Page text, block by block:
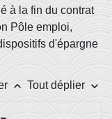
à la fin du contrat
Pôle emploi,
d'épargne
keyboard_arrow_up Tout déplier keyboard_arrow_down